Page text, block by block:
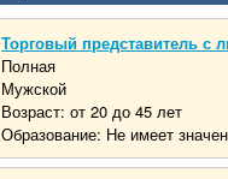
Торговый представитель с
Полная
Мужской
Возраст: от 20 до 45 лет
Образование: Не имеет